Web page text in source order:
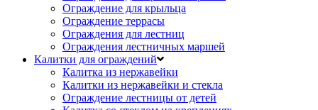
Ограждение для крыльца
Ограждение террасы
Ограждения для лестниц
Ограждения лестничных маршей
Калитки для ограждений
Калитка из нержавейки
Калитки из нержавейки и стекла
Ограждение лестницы от детей